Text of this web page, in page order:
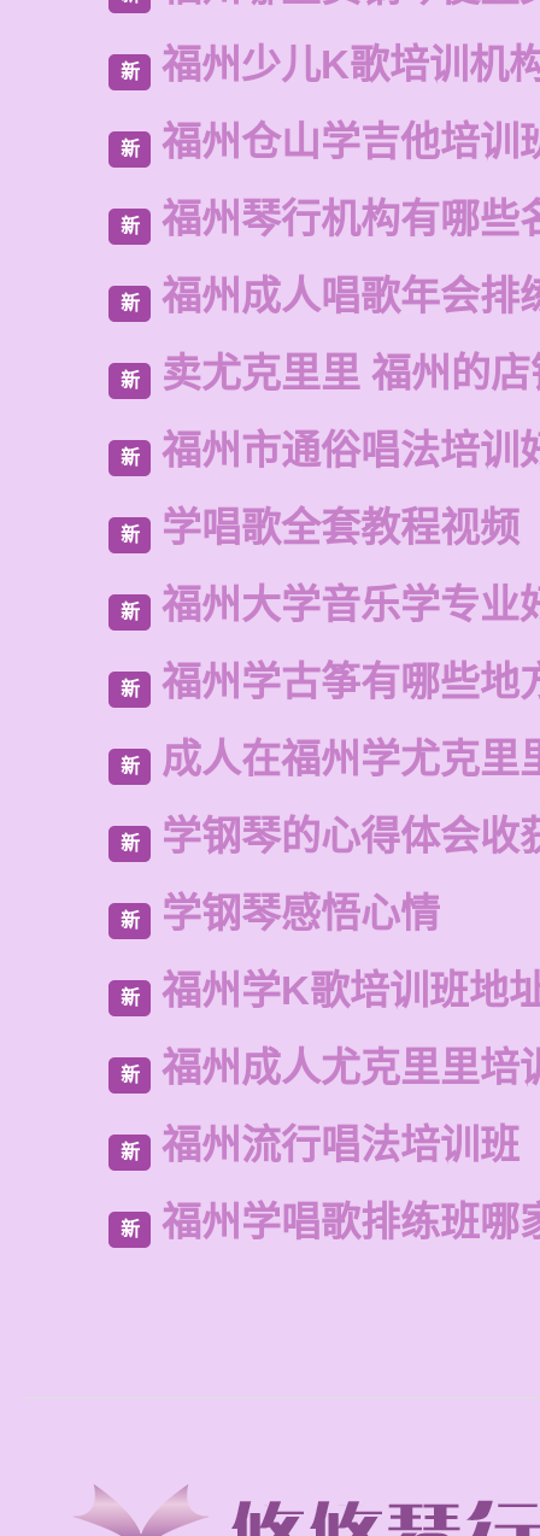
新 福州少儿K歌培训机
新 福州仓山学吉他培训
新 福州琴行机构有哪些
新 福州成人唱歌年会排
新 卖尤克里里 福州的店
新 福州市通俗唱法培训
新 学唱歌全套教程视频
新 福州大学音乐学专业
新 福州学古筝有哪些地
新 成人在福州学尤克里
新 学钢琴的心得体会收
新 学钢琴感悟心情
新 福州学K歌培训班地
新 福州成人尤克里里培
新 福州流行唱法培训班
新 福州学唱歌排练班哪